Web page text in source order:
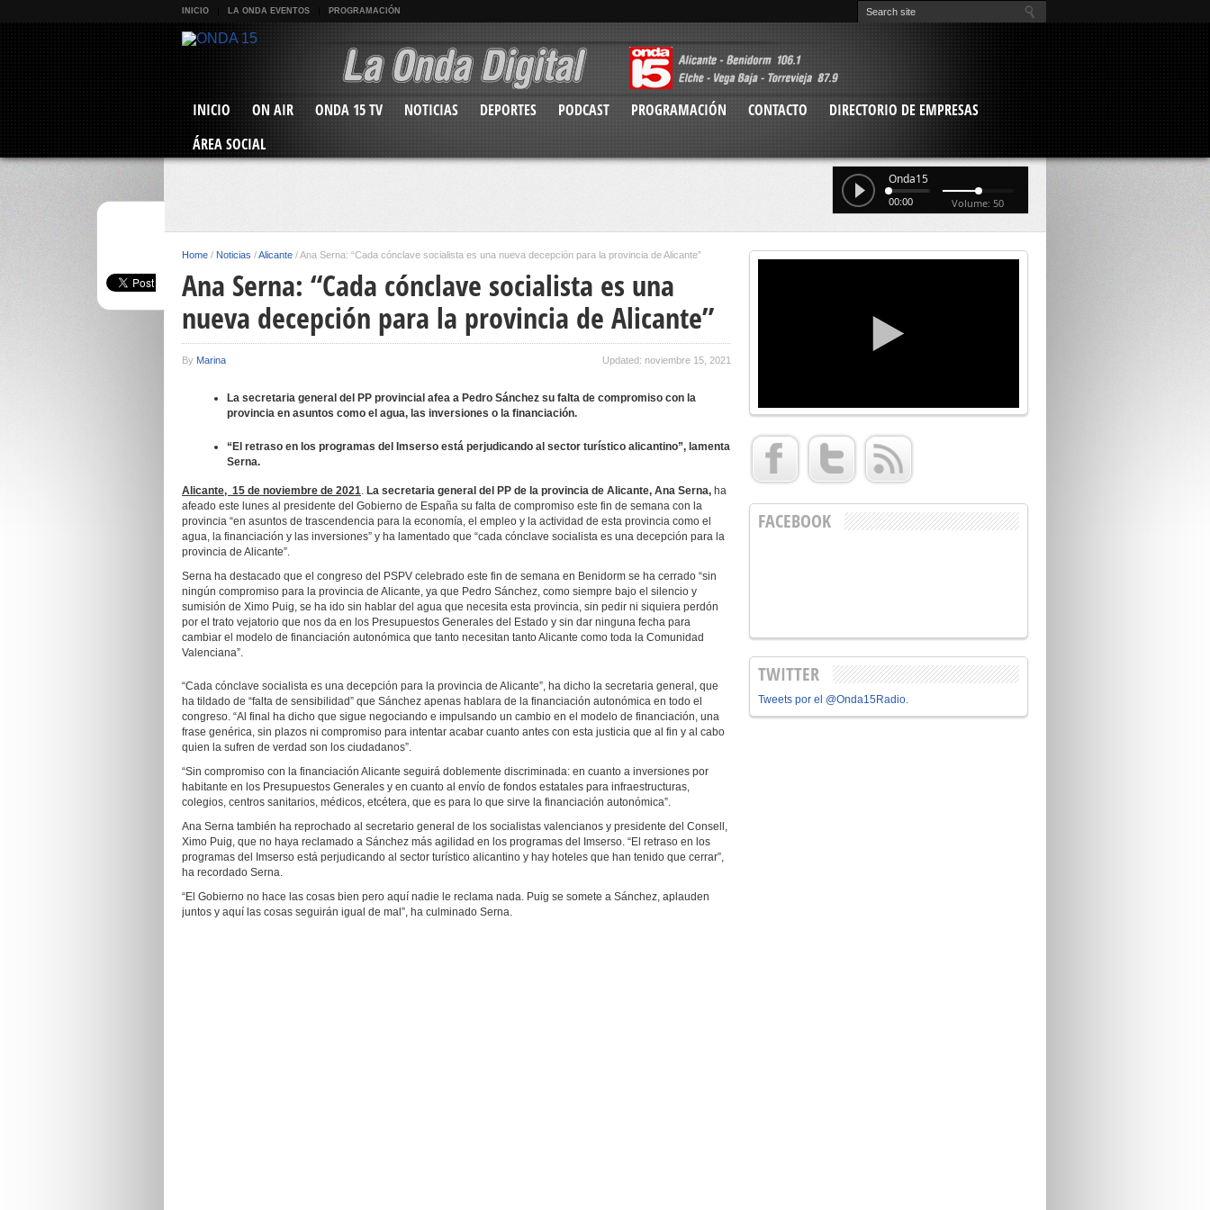
INICIO LA ONDA EVENTOS PROGRAMACIÓN
INICIO ON AIR ONDA 15 TV NOTICIAS DEPORTES PODCAST PROGRAMACIÓN CONTACTO
DIRECTORIO DE EMPRESAS
ÁREA SOCIAL
Onda15
00:00 Volume: 50
Home / Noticias /Alicante /Ana Serna: “Cada cónclave socialista es una nueva decepción para la provincia de Alicante”
Ana Serna: “Cada cónclave socialista es una
nueva decepción para la provincia de Alicante”
By Marina Updated: noviembre 15, 2021
La secretaria general del PP provincial afea a Pedro Sánchez su falta de compromiso con la
provincia en asuntos como el agua, las inversiones o la financiación.
“El retraso en los programas del Imserso está perjudicando al sector turístico alicantino”, lamenta
Serna.
Alicante, 15 de noviembre de 2021. La secretaria general del PP de la provincia de Alicante, Ana Serna, ha
afeado este lunes al presidente del Gobierno de España su falta de compromiso este fin de semana con la
provincia “en asuntos de trascendencia para la economía, el empleo y la actividad de esta provincia como el
agua, la financiación y las inversiones” y ha lamentado que “cada cónclave socialista es una decepción para la
provincia de Alicante”.
Serna ha destacado que el congreso del PSPV celebrado este fin de semana en Benidorm se ha cerrado “sin
ningún compromiso para la provincia de Alicante, ya que Pedro Sánchez, como siempre bajo el silencio y
sumisión de Ximo Puig, se ha ido sin hablar del agua que necesita esta provincia, sin pedir ni siquiera perdón
por el trato vejatorio que nos da en los Presupuestos Generales del Estado y sin dar ninguna fecha para
cambiar el modelo de financiación autonómica que tanto necesitan tanto Alicante como toda la Comunidad
Valenciana”.
“Cada cónclave socialista es una decepción para la provincia de Alicante”, ha dicho la secretaria general, que
ha tildado de “falta de sensibilidad” que Sánchez apenas hablara de la financiación autonómica en todo el
congreso. “Al final ha dicho que sigue negociando e impulsando un cambio en el modelo de financiación, una
frase genérica, sin plazos ni compromiso para intentar acabar cuanto antes con esta justicia que al fin y al cabo
quien la sufren de verdad son los ciudadanos”.
“Sin compromiso con la financiación Alicante seguirá doblemente discriminada: en cuanto a inversiones por
habitante en los Presupuestos Generales y en cuanto al envío de fondos estatales para infraestructuras,
colegios, centros sanitarios, médicos, etcétera, que es para lo que sirve la financiación autonómica”.
Ana Serna también ha reprochado al secretario general de los socialistas valencianos y presidente del Consell,
Ximo Puig, que no haya reclamado a Sánchez más agilidad en los programas del Imserso. “El retraso en los
programas del Imserso está perjudicando al sector turístico alicantino y hay hoteles que han tenido que cerrar”,
ha recordado Serna.
“El Gobierno no hace las cosas bien pero aquí nadie le reclama nada. Puig se somete a Sánchez, aplauden
juntos y aquí las cosas seguirán igual de mal”, ha culminado Serna.
FACEBOOK
TWITTER
Tweets por el @Onda15Radio.